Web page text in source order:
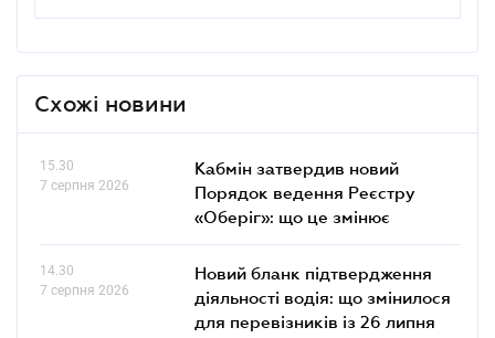
Схожі новини
15.30
7 серпня 2026
Кабмін затвердив новий
Порядок ведення Реєстру
«Оберіг»: що це змінює
14.30
7 серпня 2026
Новий бланк підтвердження
діяльності водія: що змінилося
для перевізників із 26 липня